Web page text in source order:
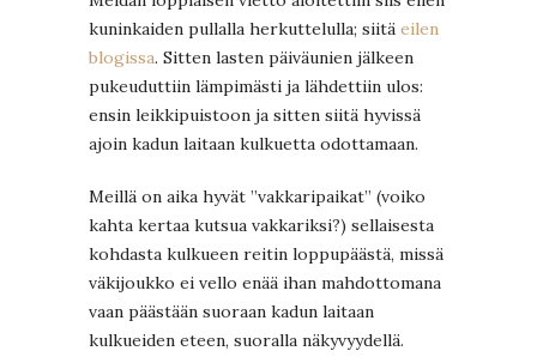
kuninkaiden pullalla herkuttelulla; siitä eilen
blogissa. Sitten lasten päiväunien jälkeen
pukeuduttiin lämpimästi ja lähdettiin ulos:
ensin leikkipuistoon ja sitten siitä hyvissä
ajoin kadun laitaan kulkuetta odottamaan.
Meillä on aika hyvät ”vakkaripaikat” (voiko
kahta kertaa kutsua vakkariksi?) sellaisesta
kohdasta kulkueen reitin loppupäästä, missä
väkijoukko ei vello enää ihan mahdottomana
vaan päästään suoraan kadun laitaan
kulkueiden eteen, suoralla näkyvyydellä.